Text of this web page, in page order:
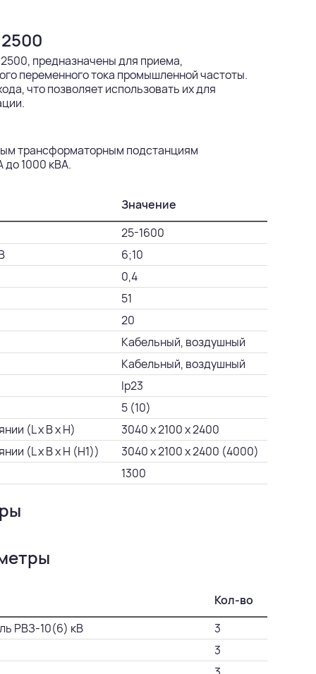
предназначены для приема,
переменного тока промышленной частоты.
что позволяет использовать их для
трансформаторным подстанциям
до 1000 кВА.
Значение
25-1600
6;10
0,4
51
20
Кабельный, воздушный
Кабельный, воздушный
Ip23
5 (10)
(L х B х H)
3040 х 2100 х 2400
(L х B х H (Н1))
3040 х 2100 х 2400 (4000)
1300
Кол-во
РВЗ-10(6) кВ
3
3